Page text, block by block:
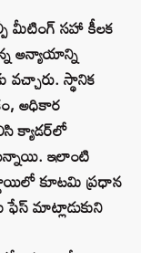
మీటింగ్‌ సహా కీలక
అన్యాయాన్ని
వచ్చారు. స్థానిక
అధికార
క్యాడర్‌లో
ఇలాంటి
కూటమి ప్రధాన
మాట్లాడుకుని